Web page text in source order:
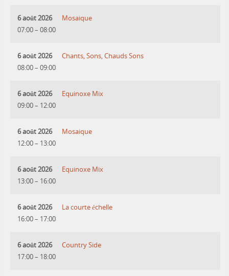
6 août 2026
07:00– 08:00
Mosaique
6 août 2026
08:00– 09:00
Chants, Sons, Chauds Sons
6 août 2026
09:00– 12:00
Equinoxe Mix
6 août 2026
12:00– 13:00
Mosaique
6 août 2026
13:00– 16:00
Equinoxe Mix
6 août 2026
16:00– 17:00
La courte échelle
6 août 2026
17:00– 18:00
Country Side